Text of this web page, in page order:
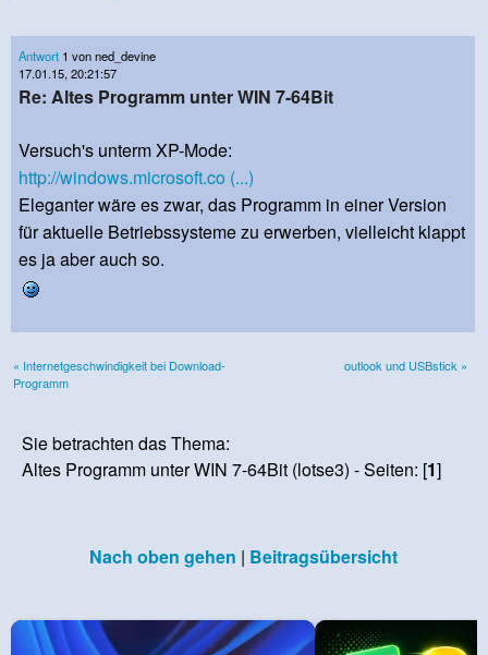
Antwort 1 von ned_devine
17.01.15, 20:21:57
Re: Altes Programm unter WIN 7-64Bit
Versuch's unterm XP-Mode:
http://windows.microsoft.co (...)
Eleganter wäre es zwar, das Programm in einer Version
für aktuelle Betriebssysteme zu erwerben, vielleicht klappt
es ja aber auch so.
« Internetgeschwindigkeit bei Download-
Programm
outlook und USBstick »
Sie betrachten das Thema:
Altes Programm unter WIN 7-64Bit (lotse3) - Seiten: [1]
Nach oben gehen | Beitragsübersicht